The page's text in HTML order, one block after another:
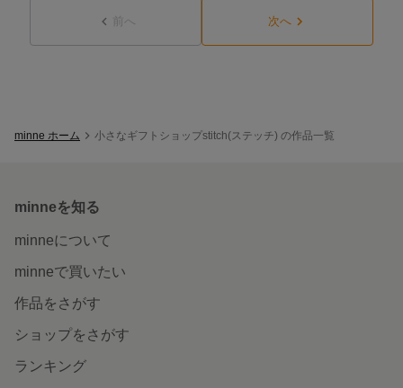
前へ 次へ
minne ホーム 小さなギフトショップstitch(ステッチ) の作品一覧
minneを知る
minneについて
minneで買いたい
作品をさがす
ショップをさがす
ランキング